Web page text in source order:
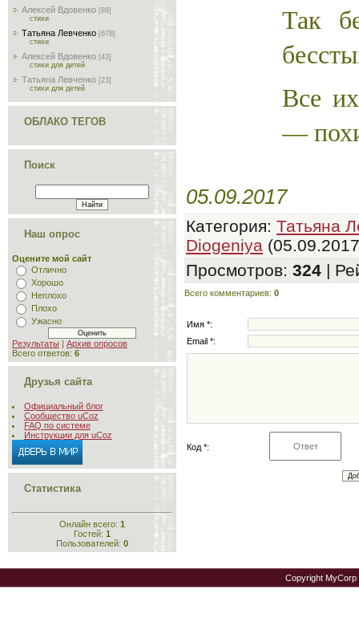
Алексей Вдовенко [89]
стихи
Татьяна Левченко [678]
стихи
Алексей Вдовенко [43]
стихи для детей
Татьяна Левченко [23]
стихи для детей
ОБЛАКО ТЕГОВ
Поиск
Наш опрос
Оцените мой сайт
Отлично
Хорошо
Неплохо
Плохо
Ужасно
Результаты | Архив опросов
Всего ответов: 6
Друзья сайта
Официальный блог
Сообщество uCoz
FAQ по системе
Инструкции для uCoz
Статистика
Онлайн всего: 1
Гостей: 1
Пользователей: 0
Так
Все
—
05.09.2017
Категория: Татьяна
Diogeniya
Просмотров: 324 |
Всего комментариев: 0
Имя *:
Email *:
Код *:
Copyright MyCorp